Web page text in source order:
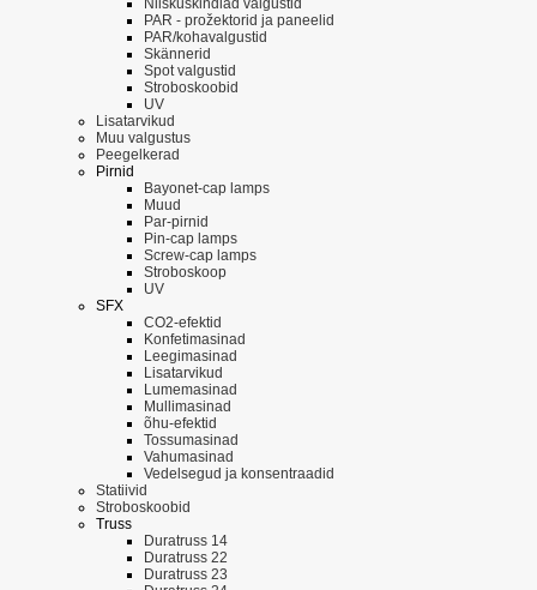
Niiskuskindlad valgustid
PAR - prožektorid ja paneelid
PAR/kohavalgustid
Skännerid
Spot valgustid
Stroboskoobid
UV
Lisatarvikud
Muu valgustus
Peegelkerad
Pirnid
Bayonet-cap lamps
Muud
Par-pirnid
Pin-cap lamps
Screw-cap lamps
Stroboskoop
UV
SFX
CO2-efektid
Konfetimasinad
Leegimasinad
Lisatarvikud
Lumemasinad
Mullimasinad
õhu-efektid
Tossumasinad
Vahumasinad
Vedelsegud ja konsentraadid
Statiivid
Stroboskoobid
Truss
Duratruss 14
Duratruss 22
Duratruss 23